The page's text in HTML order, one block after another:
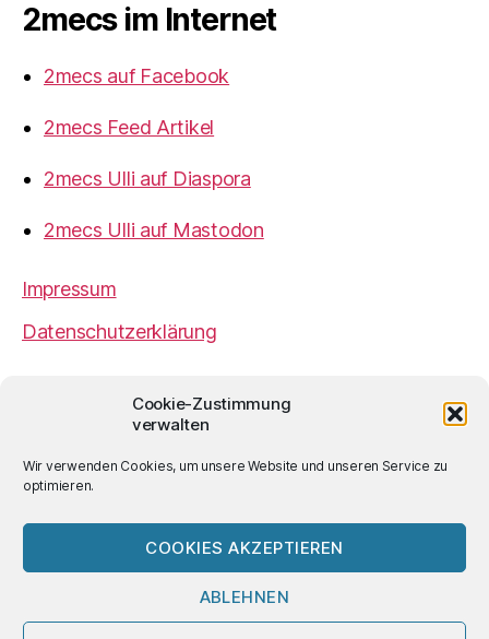
Cookie-Zustimmung
verwalten
Wir verwenden Cookies, um unsere Website und unseren Service zu
optimieren.
COOKIES AKZEPTIEREN
ABLEHNEN
2mecs im Internet
2mecs auf Facebook
2mecs Feed Artikel
2mecs Ulli auf Diaspora
2mecs Ulli auf Mastodon
Impressum
Datenschutzerklärung
Ulrich Würdemannist sofern nicht
anders angegeben lizenziert unter einer
Creative
Commons Namensnennung 4.0 International
Lizenz.
© 20262mecs Hoch↑